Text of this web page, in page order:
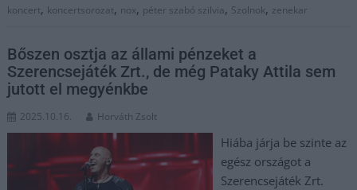
koncert, koncertsorozat, nox, péter szabó szilvia, Szolnok, zenekar
Bőszen osztja az állami pénzeket a
Szerencsejáték Zrt., de még Pataky Attila sem
jutott el megyénkbe
2025.10.16. Horváth Zsolt
Hiába járja be szinte az
egész országot a
Szerencsejáték Zrt.